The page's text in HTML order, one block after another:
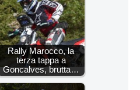
Rally Marocco, la
terza tappa a
Goncalves, brutta…